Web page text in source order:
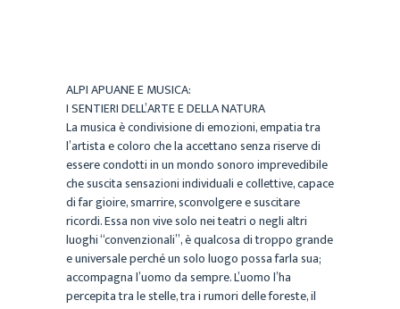
ALPI APUANE E MUSICA:
I SENTIERI DELL’ARTE E DELLA NATURA
La musica è condivisione di emozioni, empatia tra
l’artista e coloro che la accettano senza riserve di
essere condotti in un mondo sonoro imprevedibile
che suscita sensazioni individuali e collettive, capace
di far gioire, smarrire, sconvolgere e suscitare
ricordi. Essa non vive solo nei teatri o negli altri
luoghi “convenzionali”, è qualcosa di troppo grande
e universale perché un solo luogo possa farla sua;
accompagna l’uomo da sempre. L’uomo l’ha
percepita tra le stelle, tra i rumori delle foreste, il